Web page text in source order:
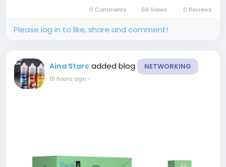
gebruiksduur is dit model uitgegroeid tot een
populaire keuze onder...
0 Comments 69 Views 0 Reviews
Please log in to like, share and comment!
Aina Starc added blog NETWORKING
15 hours ago-